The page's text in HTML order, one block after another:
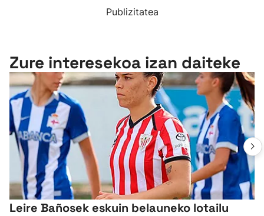
Publizitatea
Zure interesekoa izan daiteke
Leire Bañosek eskuin belauneko lotailu